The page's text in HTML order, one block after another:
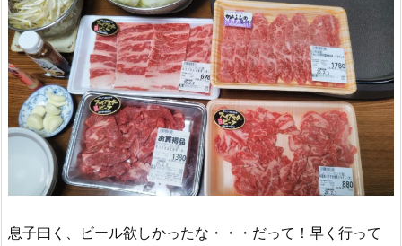
息子曰く、ビール欲しかったな・・・だって！早く行って